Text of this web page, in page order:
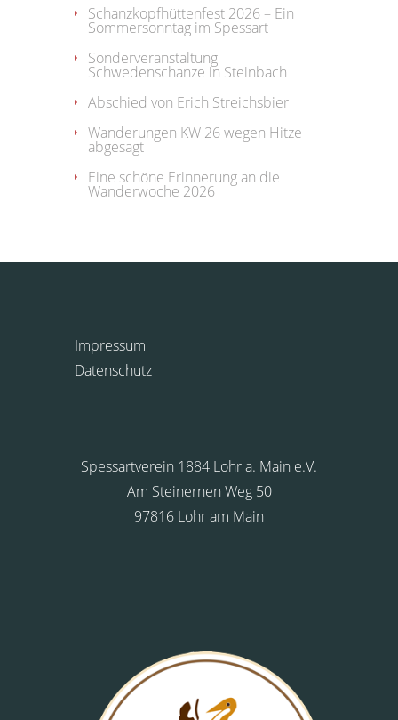
Schanzkopfhüttenfest 2026 – Ein
Sommersonntag im Spessart
Sonderveranstaltung
Schwedenschanze in Steinbach
Abschied von Erich Streichsbier
Wanderungen KW 26 wegen Hitze
abgesagt
Eine schöne Erinnerung an die
Wanderwoche 2026
Impressum
Datenschutz
Spessartverein 1884 Lohr a. Main e.V.
Am Steinernen Weg 50
97816 Lohr am Main